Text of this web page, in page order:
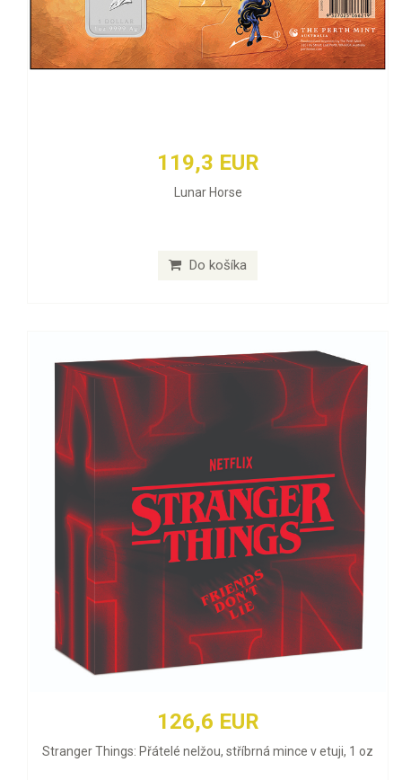
119,3 EUR
Lunar Horse
Do košíka
126,6 EUR
Stranger Things: Přátelé nelžou, stříbrná mince v etuji, 1 oz